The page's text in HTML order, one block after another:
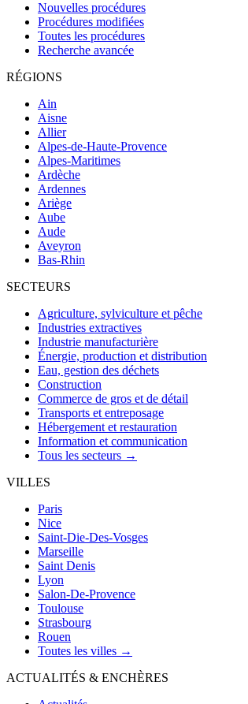
Nouvelles procédures
Procédures modifiées
Toutes les procédures
Recherche avancée
RÉGIONS
Ain
Aisne
Allier
Alpes-de-Haute-Provence
Alpes-Maritimes
Ardèche
Ardennes
Ariège
Aube
Aude
Aveyron
Bas-Rhin
SECTEURS
Agriculture, sylviculture et pêche
Industries extractives
Industrie manufacturière
Énergie, production et distribution
Eau, gestion des déchets
Construction
Commerce de gros et de détail
Transports et entreposage
Hébergement et restauration
Information et communication
Tous les secteurs →
VILLES
Paris
Nice
Saint-Die-Des-Vosges
Marseille
Saint Denis
Lyon
Salon-De-Provence
Toulouse
Strasbourg
Rouen
Toutes les villes →
ACTUALITÉS & ENCHÈRES